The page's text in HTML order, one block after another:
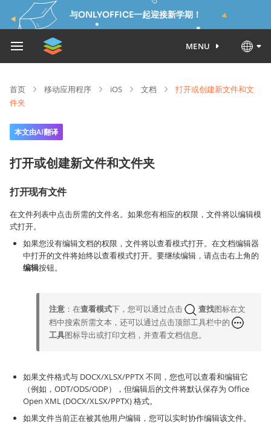
与ONLYOFFICE一起迎接新学期！
MENU
首页 移动应用程序 iOS 文档
打开或创建新文件和文
件夹
本文由AI翻译
打开或创建新文件和文件夹
打开现有文件
在文件列表中点击所需的文件名。如果您有相应的权限，文件将以编辑模
式打开。
如果您没有编辑文档的权限，文件将以查看模式打开。在文档编辑器
中打开的文件将始终以查看模式打开。要继续编辑，请点击右上角的
编辑按钮。
注意 ：在查看模式下，您可以通过点击 查找图标在文
档中搜索所需文本，还可以通过点击顶部工具栏中的
工具图标导出或打印文档，并查看文档信息。
如果文件格式与 DOCX/XLSX/PPTX 不同，您也可以查看和编辑它
（例如，ODT/ODS/ODP），但编辑后的文件将默认保存为 Office
Open XML (DOCX/XLSX/PPTX) 格式。
如果文件当前正在被其他用户编辑，您可以实时协作编辑该文件。